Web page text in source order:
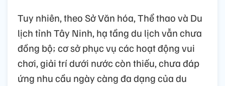
Tuy nhiên, theo Sở Văn hóa, Thể thao và Du
lịch tỉnh Tây Ninh, hạ tầng du lịch vẫn chưa
đồng bộ; cơ sở phục vụ các hoạt động vui
chơi, giải trí dưới nước còn thiếu, chưa đáp
ứng nhu cầu ngày càng đa dạng của du